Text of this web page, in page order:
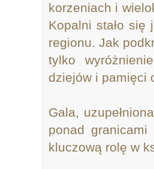
korzeniach i
Kopalni stało się
regionu. Jak
tylko wyró
dziejów i pamięci
Gala,
ponad
kluczową rolę w